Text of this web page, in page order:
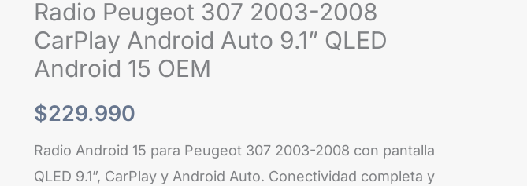
Radio Peugeot 307 2003-2008
CarPlay Android Auto 9.1” QLED
Android 15 OEM
$229.990
Radio Android 15 para Peugeot 307 2003-2008 con pantalla
QLED 9.1”, CarPlay y Android Auto. Conectividad completa y